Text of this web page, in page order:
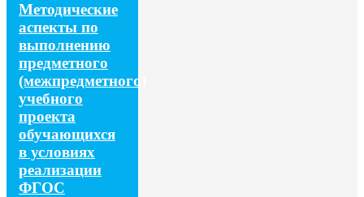
Методические
аспекты по
выполнению
предметного
(межпредметного)
учебного
проекта
обучающихся
в условиях
реализации
ФГОС